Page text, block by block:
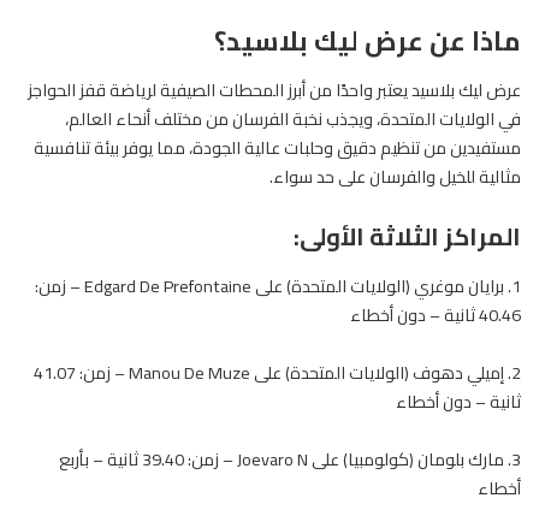
ماذا عن عرض ليك بلاسيد؟
عرض ليك بلاسيد يعتبر واحدًا من أبرز المحطات الصيفية لرياضة قفز الحواجز
في الولايات المتحدة، ويجذب نخبة الفرسان من مختلف أنحاء العالم،
مستفيدين من تنظيم دقيق وحلبات عالية الجودة، مما يوفر بيئة تنافسية
مثالية للخيل والفرسان على حد سواء.
المراكز الثلاثة الأولى:
1. برايان موغري (الولايات المتحدة) على Edgard De Prefontaine – زمن:
40.46 ثانية – دون أخطاء
2. إميلي دهوف (الولايات المتحدة) على Manou De Muze – زمن: 41.07
ثانية – دون أخطاء
3. مارك بلومان (كولومبيا) على Joevaro N – زمن: 39.40 ثانية – بأربع
أخطاء